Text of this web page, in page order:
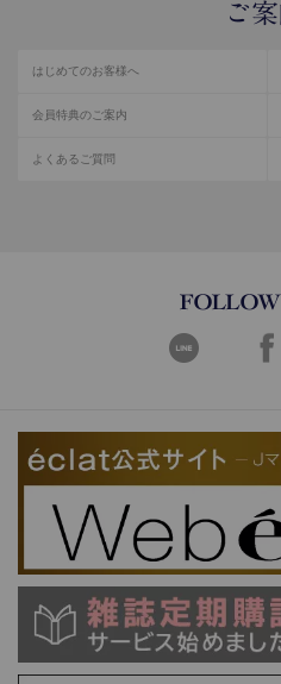
はじめてのお客様へ
会員特典のご案内
よくあるご質問